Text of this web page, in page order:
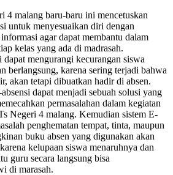
4 malang baru-baru ini mencetuskan
untuk menyesuaikan diri dengan
agar dapat membantu dalam
kelas yang ada di madrasah.
mengurangi kecurangan siswa
berlangsung, karena sering terjadi bahwa
akan tetapi dibuatkan hadir di absen.
dapat menjadi sebuah solusi yang
permasalahan dalam kegiatan
Negeri 4 malang. Kemudian sistem E-
penghematan tempat, tinta, maupun
buku absen yang digunakan akan
kelupaan siswa menaruhnya dan
guru secara langsung bisa
di marasah.